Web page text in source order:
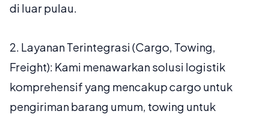
di luar pulau.
2. Layanan Terintegrasi (Cargo, Towing,
Freight): Kami menawarkan solusi logistik
komprehensif yang mencakup cargo untuk
pengiriman barang umum, towing untuk